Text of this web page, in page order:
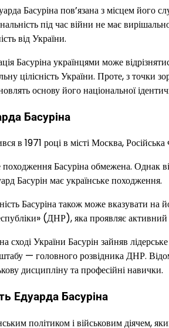
Басуріна пов’язана з місцем його
під час війни не має
від України.
Басуріна українцями може
цілісність України. Проте, з точки
основу його національної
Басуріна
в 1971 році в місті Москва,
Басуріна обмежена. Однак
Басурін має українське походження.
Басуріна також може вказувати на
(ДНР), яка проявляє активний
сході України Басурін зайняв
— головного розвідника ДНР.
дисципліну та професійні навички.
Едуарда Басуріна
політиком і військовим діячем,